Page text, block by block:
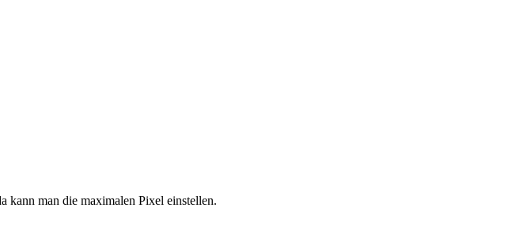
kann man die maximalen Pixel einstellen.